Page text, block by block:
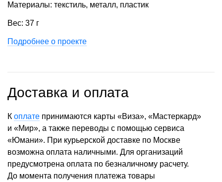
Материалы: текстиль, металл, пластик
Вес: 37 г
Подробнее о проекте
Доставка и оплата
К оплате принимаются карты «Виза», «Мастеркард»
и «Мир», а также переводы с помощью сервиса
«Юмани». При курьерской доставке по Москве
возможна оплата наличными. Для организаций
предусмотрена оплата по безналичному расчету.
До момента получения платежа товары